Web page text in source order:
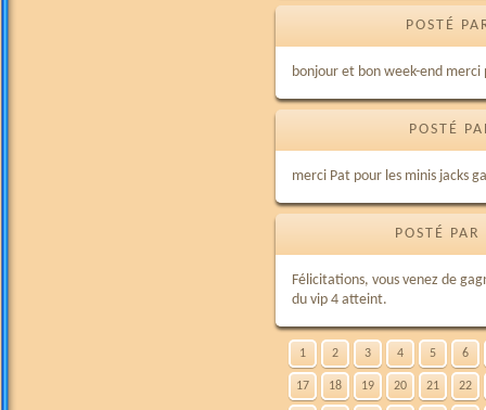
POSTÉ
bonjour et bon week-end
POSTÉ
merci Pat pour les minis jacks
POSTÉ
Félicitations, vous venez de
du vip 4 atteint.
1 2 3 4 5 6
17 18 19 20 21 22